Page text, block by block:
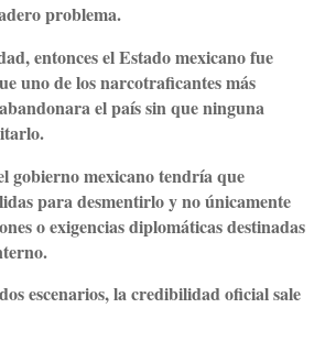
problema.
entonces el Estado mexicano fue
uno de los narcotraficantes más
el país sin que ninguna
gobierno mexicano tendría que
para desmentirlo y no únicamente
o exigencias diplomáticas destinadas
escenarios, la credibilidad oficial sale